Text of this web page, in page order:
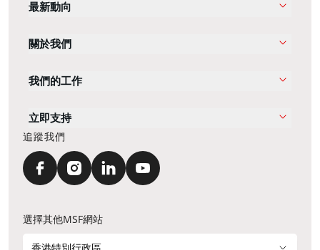
最新動向
關於我們
我們的工作
立即支持
追蹤我們
選擇其他MSF網站